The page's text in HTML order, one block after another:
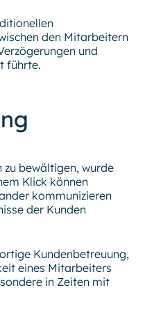
den Mitarbeitern
und
führte.
bewältigen, wurde
Klick können
kommunizieren
der Kunden
Kundenbetreuung,
eines Mitarbeiters
in Zeiten mit